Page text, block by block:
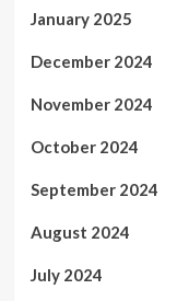
January 2025
December 2024
November 2024
October 2024
September 2024
August 2024
July 2024